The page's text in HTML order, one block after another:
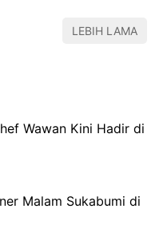
LEBIH LAMA
Wawan Kini Hadir di
Malam Sukabumi di